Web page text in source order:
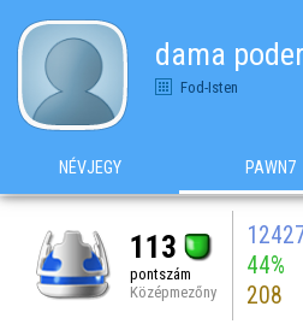
dama
Fod-Isten
NÉVJEGY PAWN7
113
pontszám
Középmezőny
44%
208